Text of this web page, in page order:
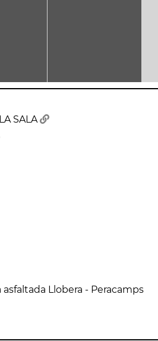
SALA
asfaltada Llobera - Peracamps